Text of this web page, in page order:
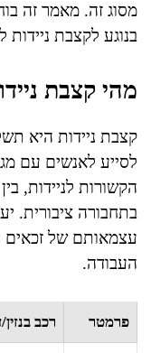
מסוג זה. מאמר זה
בנוגע לקצבת
מהי קצבת
קצבת ניידות היא
לסייע לאנשים עם
הקשורות לניידות,
בתחבורה ציבורית.
עצמאותם של זכאים
העבודה.
פרמטר רכב